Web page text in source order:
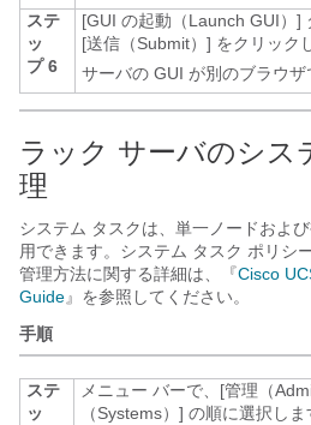
ステ
ッ
プ 6
[GUI の起動（Launch GUI）]
[送信（Submit）] をクリック
サーバの GUI が別のブラウザ
ラック サーバのシス
理
システム タスクは、単一ノードおよ
用できます。システム タスク ポリシ
管理方法に関する詳細は、『Cisco
Guide』を参照してください。
手順
ステ
ッ
メニュー バーで、 [管理（
（Systems）] の順に選択しま